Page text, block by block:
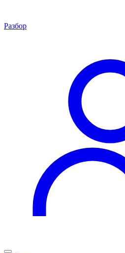
Разбор